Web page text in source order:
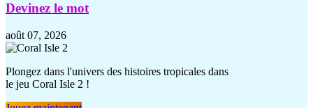
Devinez le mot
août 07, 2026
Plongez dans l'univers des histoires tropicales dans
le jeu Coral Isle 2 !